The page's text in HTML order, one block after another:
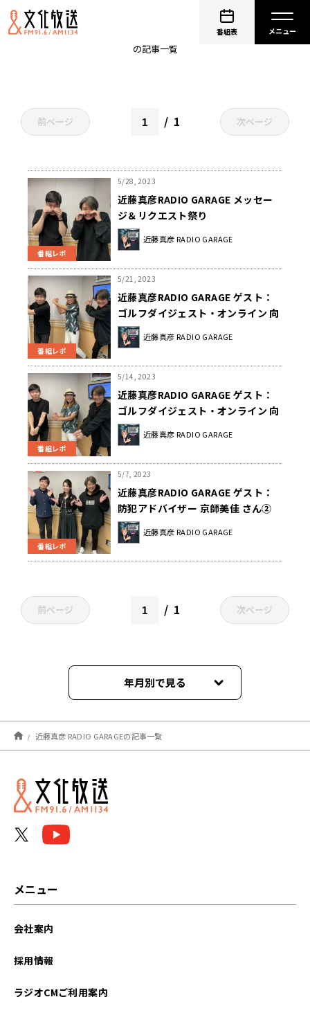
番組表
近藤真彦 RADIO GARAGE
の記事一覧
前ページ 1 次ページ
番組レポ
5/28, 2023
近藤真彦RADIO GARAGE メッセー
ジ＆リクエスト祭り
近藤真彦 RADIO GARAGE
番組レポ
5/21, 2023
近藤真彦RADIO GARAGE ゲスト：
ゴルフダイジェスト・オンライン 向
井康子さん②
近藤真彦 RADIO GARAGE
番組レポ
5/14, 2023
近藤真彦RADIO GARAGE ゲスト：
ゴルフダイジェスト・オンライン 向
井康子さん①
近藤真彦 RADIO GARAGE
番組レポ
5/7, 2023
近藤真彦RADIO GARAGE ゲスト：
防犯アドバイザー 京師美佳 さん②
近藤真彦 RADIO GARAGE
前ページ 1 次ページ
年月別で見る
2026年08月
2026年07月
2026年06月
近藤真彦 RADIO GARAGEの記事一覧
メニュー
会社案内
採用情報
ラジオCMご利用案内